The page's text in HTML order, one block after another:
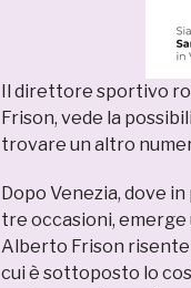
Il direttore sportivo
Frison, vede la
trovare un altro
Dopo Venezia, dove
tre occasioni, emerge
Alberto Frison risente
cui è sottoposto lo